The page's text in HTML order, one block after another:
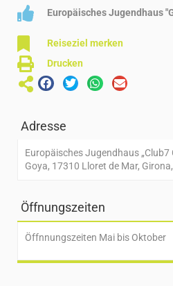
Europäisches Jugendhaus
Reiseziel merken
Drucken
Adresse
Europäisches Jugendhaus „Club7
Goya, 17310 Lloret de Mar,
Öffnungszeiten
Öffnnungszeiten Mai bis Oktober